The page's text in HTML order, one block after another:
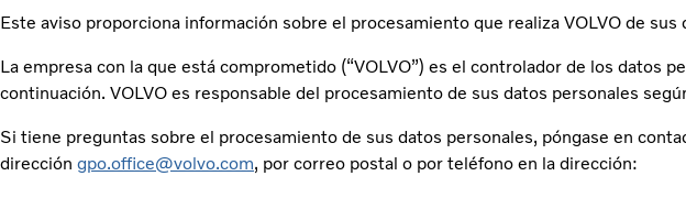
Este aviso proporciona información sobre el procesamiento que realiza VOLVO de sus
La empresa con la que está comprometido (“VOLVO”) es el controlador de los datos
continuación. VOLVO es responsable del procesamiento de sus datos personales
Si tiene preguntas sobre el procesamiento de sus datos personales, póngase en
dirección gpo.office@volvo.com, por correo postal o por teléfono en la dirección: